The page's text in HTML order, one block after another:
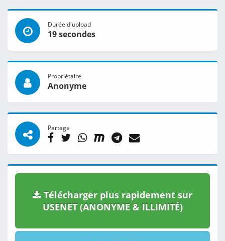
Durée d'upload
19 secondes
Propriétaire
Anonyme
Partage
Télécharger plus rapidement sur
USENET (ANONYME & ILLIMITÉ)